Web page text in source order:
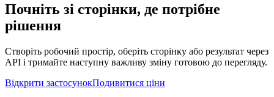
Почніть зі сторінки, де потрібне
рішення
Створіть робочий простір, оберіть сторінку або результат через
API і тримайте наступну важливу зміну готовою до перегляду.
Відкрити застосунокПодивитися ціни